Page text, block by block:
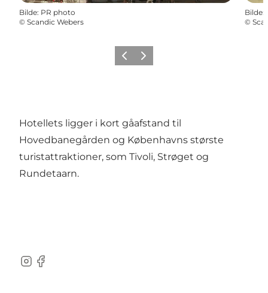
Bilde: PR photo
© Scandic Webers
Bilde:
©
ForrigeNeste
Hotellets ligger i kort gåafstand til
Hovedbanegården og Københavns største
turistattraktioner, som Tivoli, Strøget og
Rundetaarn.
Instagram
Facebook